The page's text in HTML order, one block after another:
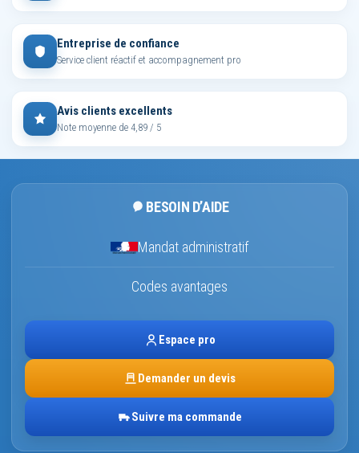
Entreprise de confiance
Service client réactif et accompagnement pro
Avis clients excellents
Note moyenne de 4,89 / 5
BESOIN D’AIDE
Mandat administratif
Codes avantages
Espace pro
Demander un devis
Suivre ma commande